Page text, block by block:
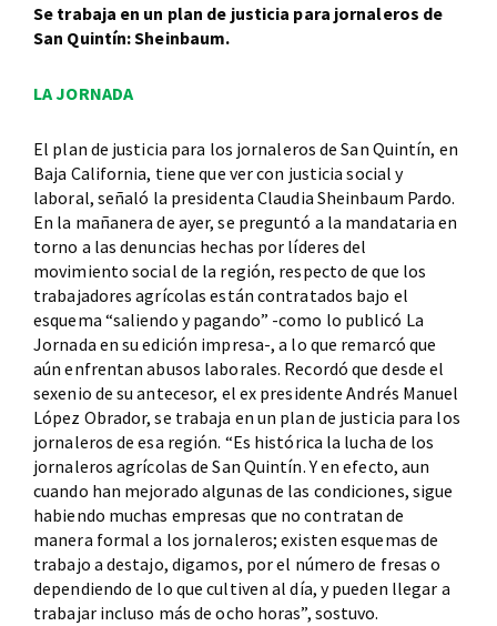
Se trabaja en un plan de justicia para jornaleros de
San Quintín: Sheinbaum.
LA JORNADA
El plan de justicia para los jornaleros de San Quintín, en
Baja California, tiene que ver con justicia social y
laboral, señaló la presidenta Claudia Sheinbaum Pardo.
En la mañanera de ayer, se preguntó a la mandataria en
torno a las denuncias hechas por líderes del
movimiento social de la región, respecto de que los
trabajadores agrícolas están contratados bajo el
esquema “saliendo y pagando” -como lo publicó La
Jornada en su edición impresa-, a lo que remarcó que
aún enfrentan abusos laborales. Recordó que desde el
sexenio de su antecesor, el ex presidente Andrés Manuel
López Obrador, se trabaja en un plan de justicia para los
jornaleros de esa región. “Es histórica la lucha de los
jornaleros agrícolas de San Quintín. Y en efecto, aun
cuando han mejorado algunas de las condiciones, sigue
habiendo muchas empresas que no contratan de
manera formal a los jornaleros; existen esquemas de
trabajo a destajo, digamos, por el número de fresas o
dependiendo de lo que cultiven al día, y pueden llegar a
trabajar incluso más de ocho horas”, sostuvo.